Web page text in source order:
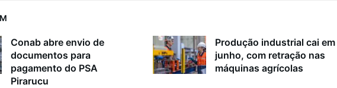
Conab abre envio de
documentos para
pagamento do PSA
Pirarucu
Produção industrial cai em
junho, com retração nas
máquinas agrícolas